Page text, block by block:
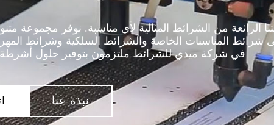
الرائعة من الشرائط المثالية لأي مناسبة. نوفر مجموعة
إلى شرائط المناسبات الخاصة والشرائط السلكية
في شركة ميدي للشرائط ملتزمون بتوفير حلول أشرطة
نبذة عنا